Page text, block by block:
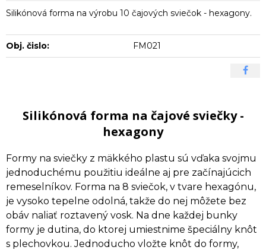
Silikónová forma na výrobu 10 čajových sviečok - hexagony.
Obj. čislo: FM021
Silikónová forma na čajové sviečky -
hexagony
Formy na sviečky z mäkkého plastu sú vďaka svojmu
jednoduchému použitiu ideálne aj pre začínajúcich
remeselníkov. Forma na 8 sviečok, v tvare hexagónu,
je vysoko tepelne odolná, takže do nej môžete bez
obáv naliať roztavený vosk. Na dne každej bunky
formy je dutina, do ktorej umiestnime špeciálny knôt
s plechovkou. Jednoducho vložte knôt do formy,